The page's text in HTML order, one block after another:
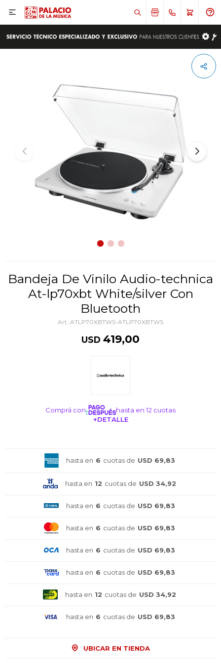

Bandeja De Vinilo Audio-technica
At-lp70xbt White/silver Con
Bluetooth
ATLP70XBTWS-ATLP70XBTWS
USD 419,00
Comprá con
hasta en 12 cuotas
+DETALLE
hasta en 6 cuotas de USD 69,83
hasta en 12 cuotas de USD 34,92
hasta en 6 cuotas de USD 69,83
hasta en 6 cuotas de USD 69,83
hasta en 6 cuotas de USD 69,83
hasta en 6 cuotas de USD 69,83
hasta en 12 cuotas de USD 34,92
hasta en 6 cuotas de USD 69,83
UBICAR EN TIENDA